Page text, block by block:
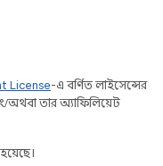
License-এ বর্ণিত লাইসেন্সের
তার অ্যাফিলিয়েট